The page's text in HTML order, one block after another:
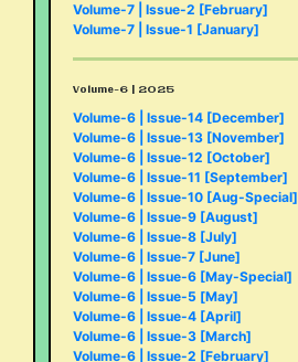
Volume-7 | Issue-2 [February]
Volume-7 | Issue-1 [January]
Volume-6 | 2025
Volume-6 | Issue-14 [December]
Volume-6 | Issue-13 [November]
Volume-6 | Issue-12 [October]
Volume-6 | Issue-11 [September]
Volume-6 | Issue-10 [Aug-Special]
Volume-6 | Issue-9 [August]
Volume-6 | Issue-8 [July]
Volume-6 | Issue-7 [June]
Volume-6 | Issue-6 [May-Special]
Volume-6 | Issue-5 [May]
Volume-6 | Issue-4 [April]
Volume-6 | Issue-3 [March]
Volume-6 | Issue-2 [February]